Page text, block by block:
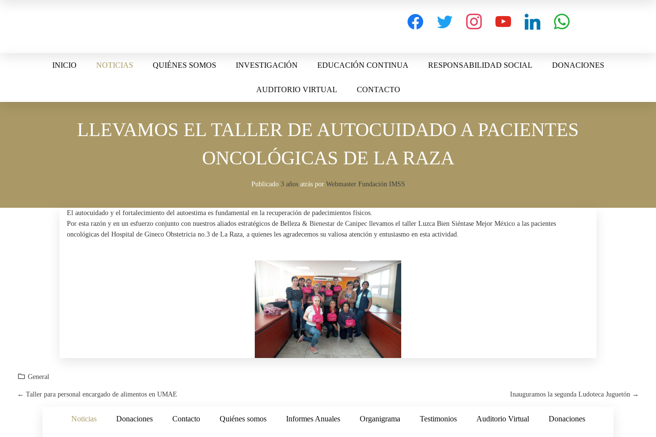
facebook twitter instagram youtube linkedin whatsapp
INICIO NOTICIAS QUIÉNES SOMOS INVESTIGACIÓN EDUCACIÓN CONTINUA RESPONSABILIDAD SOCIAL DONACIONES
AUDITORIO VIRTUAL CONTACTO
LLEVAMOS EL TALLER DE AUTOCUIDADO A PACIENTES
ONCOLÓGICAS DE LA RAZA
Publicado 3 añosatrás por Webmaster Fundación IMSS
El autocuidado y el fortalecimiento del autoestima es fundamental en la recuperación de padecimientos físicos.
Por esta razón y en un esfuerzo conjunto con nuestros aliados estratégicos de Belleza & Bienestar de Canipec llevamos el taller Luzca Bien Siéntase Mejor México a las pacientes
oncológicas del Hospital de Gineco Obstetricia no.3 de La Raza, a quienes les agradecemos su valiosa atención y entusiasmo en esta actividad.
General
P
← Taller para personal encargado de alimentos en UMAE Inauguramos la segunda Ludoteca Juguetón →
Noticias Donaciones Contacto Quiénes somos Informes Anuales Organigrama Testimonios Auditorio Virtual Donaciones